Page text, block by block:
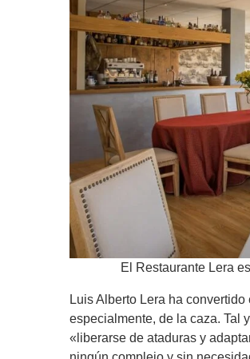
El Restaurante Lera
Luis Alberto Lera ha
especialmente, de la caza. Tal
«liberarse de ataduras y